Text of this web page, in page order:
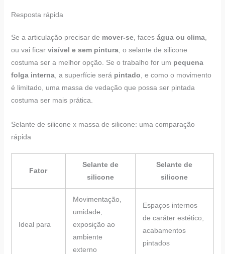
Resposta rápida
Se a articulação precisar de mover-se, faces água ou clima,
ou vai ficar visível e sem pintura, o selante de silicone
costuma ser a melhor opção. Se o trabalho for um pequena
folga interna, a superfície será pintado, e como o movimento
é limitado, uma massa de vedação que possa ser pintada
costuma ser mais prática.
Selante de silicone x massa de silicone: uma comparação
rápida
Fator
Selante de
silicone
Selante de
silicone
Ideal para
Movimentação,
umidade,
exposição ao
ambiente
externo
Espaços internos
de caráter estético,
acabamentos
pintados